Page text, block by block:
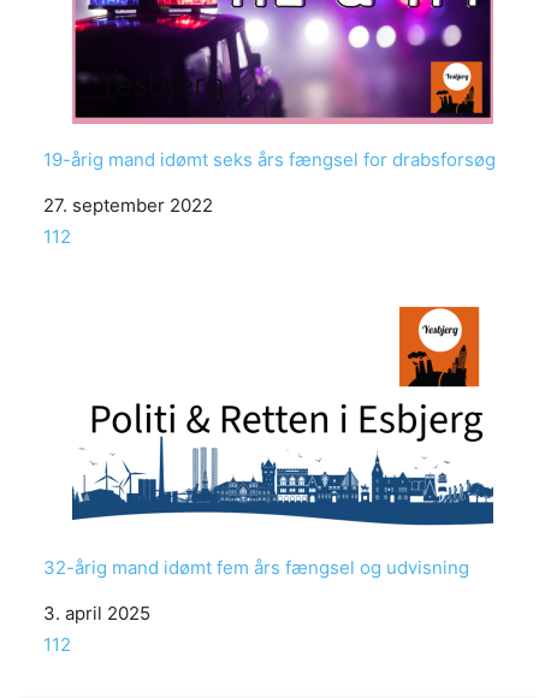
19-årig mand idømt seks års fængsel for drabsforsøg
Date
27. september 2022
In relation to
112
32-årig mand idømt fem års fængsel og udvisning
Date
3. april 2025
In relation to
112